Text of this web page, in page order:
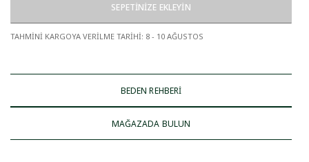
SEPETİNİZE EKLEYİN
TAHMİNİ KARGOYA VERİLME TARİHİ: 8 - 10 AĞUSTOS
BEDEN REHBERİ
MAĞAZADA BULUN